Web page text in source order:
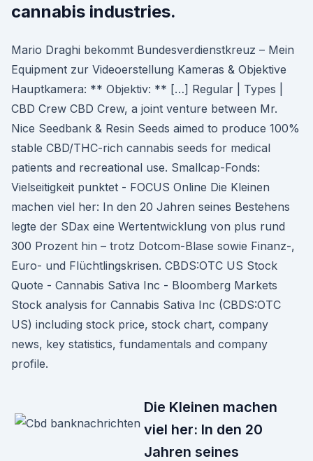
cannabis industries.
Mario Draghi bekommt Bundesverdienstkreuz – Mein
Equipment zur Videoerstellung Kameras & Objektive
Hauptkamera: ** Objektiv: ** […] Regular | Types |
CBD Crew CBD Crew, a joint venture between Mr.
Nice Seedbank & Resin Seeds aimed to produce 100%
stable CBD/THC-rich cannabis seeds for medical
patients and recreational use. Smallcap-Fonds:
Vielseitigkeit punktet - FOCUS Online Die Kleinen
machen viel her: In den 20 Jahren seines Bestehens
legte der SDax eine Wertentwicklung von plus rund
300 Prozent hin – trotz Dotcom-Blase sowie Finanz-,
Euro- und Flüchtlingskrisen. CBDS:OTC US Stock
Quote - Cannabis Sativa Inc - Bloomberg Markets
Stock analysis for Cannabis Sativa Inc (CBDS:OTC
US) including stock price, stock chart, company
news, key statistics, fundamentals and company
profile.
Die Kleinen machen
viel her: In den 20
Jahren seines